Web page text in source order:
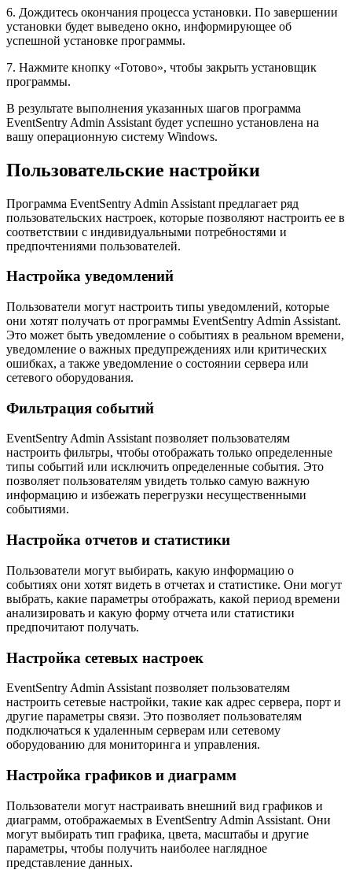
6. Дождитесь окончания процесса установки. По завершении
установки будет выведено окно, информирующее об
успешной установке программы.
7. Нажмите кнопку «Готово», чтобы закрыть установщик
программы.
В результате выполнения указанных шагов программа
EventSentry Admin Assistant будет успешно установлена на
вашу операционную систему Windows.
Пользовательские настройки
Программа EventSentry Admin Assistant предлагает ряд
пользовательских настроек, которые позволяют настроить ее в
соответствии с индивидуальными потребностями и
предпочтениями пользователей.
Настройка уведомлений
Пользователи могут настроить типы уведомлений, которые
они хотят получать от программы EventSentry Admin Assistant.
Это может быть уведомление о событиях в реальном времени,
уведомление о важных предупреждениях или критических
ошибках, а также уведомление о состоянии сервера или
сетевого оборудования.
Фильтрация событий
EventSentry Admin Assistant позволяет пользователям
настроить фильтры, чтобы отображать только определенные
типы событий или исключить определенные события. Это
позволяет пользователям увидеть только самую важную
информацию и избежать перегрузки несущественными
событиями.
Настройка отчетов и статистики
Пользователи могут выбирать, какую информацию о
событиях они хотят видеть в отчетах и статистике. Они могут
выбрать, какие параметры отображать, какой период времени
анализировать и какую форму отчета или статистики
предпочитают получать.
Настройка сетевых настроек
EventSentry Admin Assistant позволяет пользователям
настроить сетевые настройки, такие как адрес сервера, порт и
другие параметры связи. Это позволяет пользователям
подключаться к удаленным серверам или сетевому
оборудованию для мониторинга и управления.
Настройка графиков и диаграмм
Пользователи могут настраивать внешний вид графиков и
диаграмм, отображаемых в EventSentry Admin Assistant. Они
могут выбирать тип графика, цвета, масштабы и другие
параметры, чтобы получить наиболее наглядное
представление данных.